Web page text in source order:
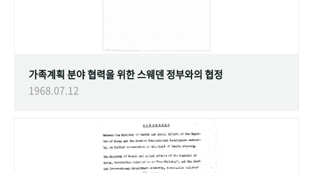
가족계획 분야 협력을 위한 스웨덴 정부와의 협정
1968.07.12